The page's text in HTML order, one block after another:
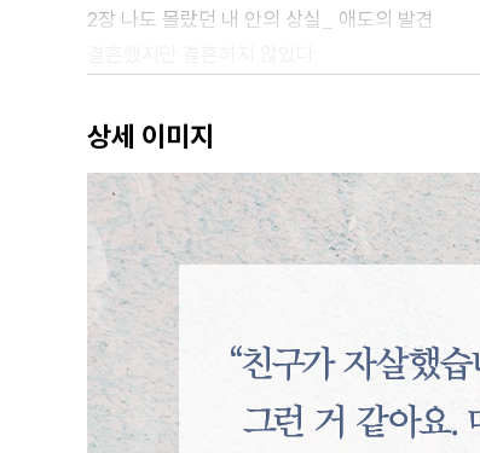
2장 나도 몰랐던 내 안의 상실_ 애도의 발견
내 것이 되지 못한 내 것
증상으로서의 애도
보이지 않는 아이들
3장 상실을 극복하는 방법_ 애도의 실천
빈 곳을 채우다
죽은 자를 그리다
마음껏 애도할 권리
충분히 빠져서 충분히 사랑하다
환상을 버려야 내가 산다
상세 이미지